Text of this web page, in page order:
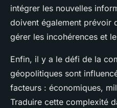
intégrer les nouvelles
doivent également prévoir
gérer les incohérences et
Enfin, il y a le défi de la
géopolitiques sont
facteurs : économiques,
Traduire cette complexité